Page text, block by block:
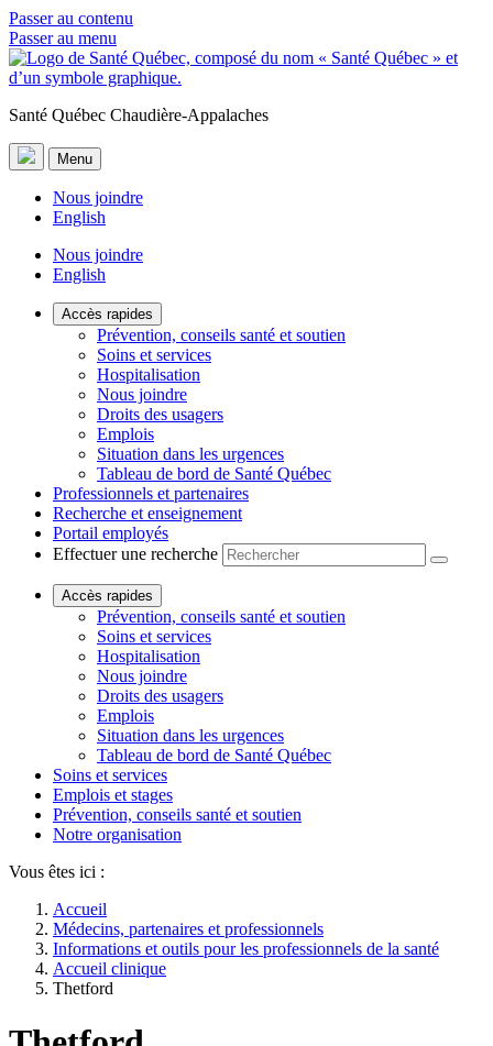
Passer au contenu
Passer au menu
Santé Québec Chaudière-Appalaches
Menu
Nous joindre
English
Nous joindre
English
Accès rapides
Prévention, conseils santé et soutien
Soins et services
Hospitalisation
Nous joindre
Droits des usagers
Emplois
Situation dans les urgences
Tableau de bord de Santé Québec
Professionnels et partenaires
Recherche et enseignement
Portail employés
Effectuer une recherche
Accès rapides
Prévention, conseils santé et soutien
Soins et services
Hospitalisation
Nous joindre
Droits des usagers
Emplois
Situation dans les urgences
Tableau de bord de Santé Québec
Soins et services
Emplois et stages
Prévention, conseils santé et soutien
Notre organisation
Vous êtes ici :
Accueil
Médecins, partenaires et professionnels
Informations et outils pour les professionnels de la santé
Accueil clinique
Thetford